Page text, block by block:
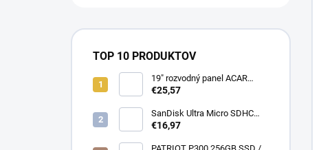
TOP 10 PRODUKTOV
19" rozvodný panel ACAR
8x230V, vypínač, indikátor
kabel 3m Acar S8 FA
€25,57
SanDisk Ultra Micro SDHC
32GB 120MB/s A1+ada
€16,97